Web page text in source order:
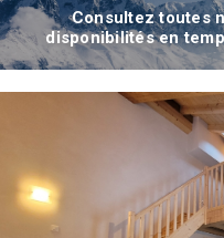
Consultez toutes
disponibilités en